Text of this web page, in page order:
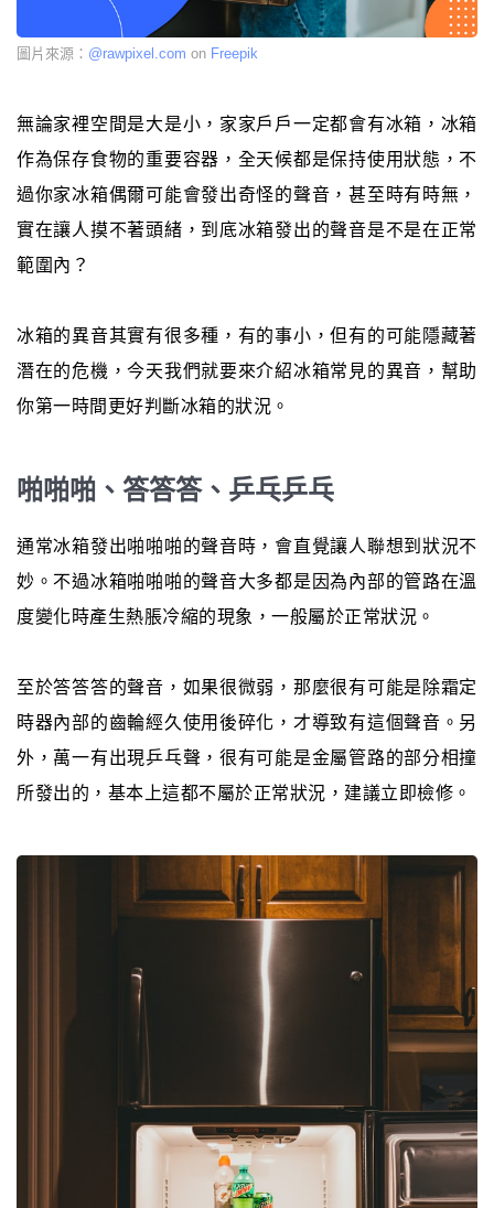
圖片來源： @rawpixel.com on Freepik
無論家裡空間是大是小，家家戶戶一定都會有冰箱，冰箱
作為保存食物的重要容器，全天候都是保持使用狀態，不
過你家冰箱偶爾可能會發出奇怪的聲音，甚至時有時無，
實在讓人摸不著頭緒，到底冰箱發出的聲音是不是在正常
範圍內？
冰箱的異音其實有很多種，有的事小，但有的可能隱藏著
潛在的危機，今天我們就要來介紹冰箱常見的異音，幫助
你第一時間更好判斷冰箱的狀況。
啪啪啪、答答答、乒乓乒乓
通常冰箱發出啪啪啪的聲音時，會直覺讓人聯想到狀況不
妙。不過冰箱啪啪啪的聲音大多都是因為內部的管路在溫
度變化時產生熱脹冷縮的現象，一般屬於正常狀況。
至於答答答的聲音，如果很微弱，那麼很有可能是除霜定
時器內部的齒輪經久使用後碎化，才導致有這個聲音。另
外，萬一有出現乒乓聲，很有可能是金屬管路的部分相撞
所發出的，基本上這都不屬於正常狀況，建議立即檢修。